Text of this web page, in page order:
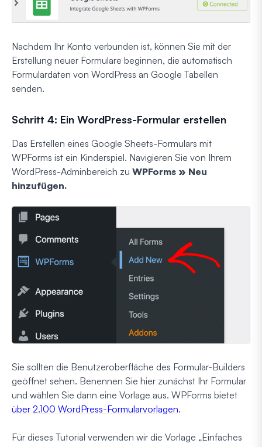
Nachdem Ihr Konto verbunden ist, können Sie mit der
Erstellung neuer Formulare beginnen, die automatisch
Formulardaten von WordPress an Google Tabellen
senden.
Schritt 4: Ein WordPress-Formular erstellen
Das Erstellen eines Google Sheets-Formulars mit
WPForms ist ein Kinderspiel. Navigieren Sie von Ihrem
WordPress-Adminbereich zu WPForms » Neu
hinzufügen.
Sie sollten die Benutzeroberfläche des Formular-Builders
geöffnet sehen. Benennen Sie hier zunächst Ihr Formular
und wählen Sie dann eine Vorlage aus. WPForms bietet
über 2.100 WordPress-Formularvorlagen.
Für dieses Tutorial verwenden wir die Vorlage „Einfaches